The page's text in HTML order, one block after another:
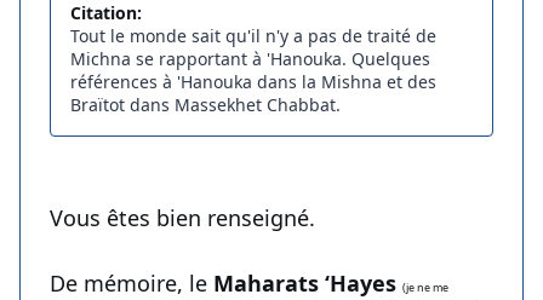
Citation:
Tout le monde sait qu'il n'y a pas de traité de
Michna se rapportant à 'Hanouka. Quelques
références à 'Hanouka dans la Mishna et des
Braïtot dans Massekhet Chabbat.
Vous êtes bien renseigné.
De mémoire, le Maharats ‘Hayes (je ne me